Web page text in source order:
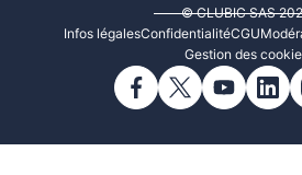
© CLUBIC SAS
Infos légalesConfidentialitéCGU
Gestion des